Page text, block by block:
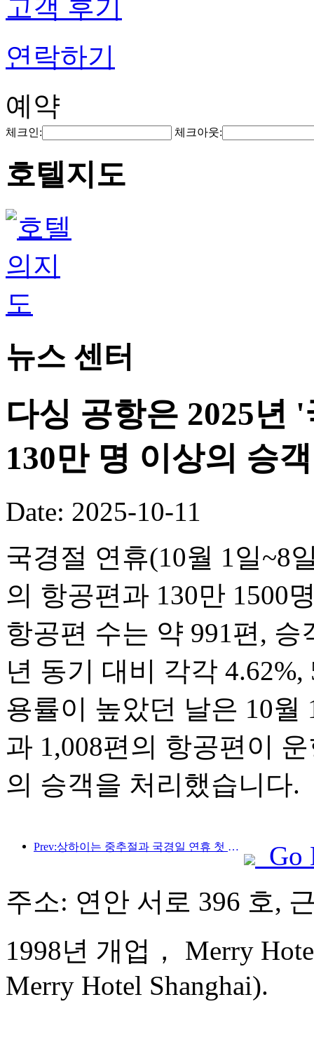
고객 후기
연락하기
예약
체크인: 체크아웃:
호텔지도
뉴스 센터
다싱 공항은 2025년
130만 명 이상의 승
Date: 2025-10-11
국경절 연휴(10월 1일~8
의 항공편과 130만 1500
항공편 수는 약 991편,
년 동기 대비 각각
용률이 높았던 날은 10월
과 1,008편의 항공편이
의 승객을 처리했습니다.
Prev:상하이는 중추절과 국경일 연휴 첫 4일간 1,511만 명이 넘는 방문객을 맞이했는데, 이는 전년 대비 20% 이상 증가한 수치입니다.
Go
주소: 연안 서로 396 호,
1998년 개업， Merry
Merry Hotel Shanghai).